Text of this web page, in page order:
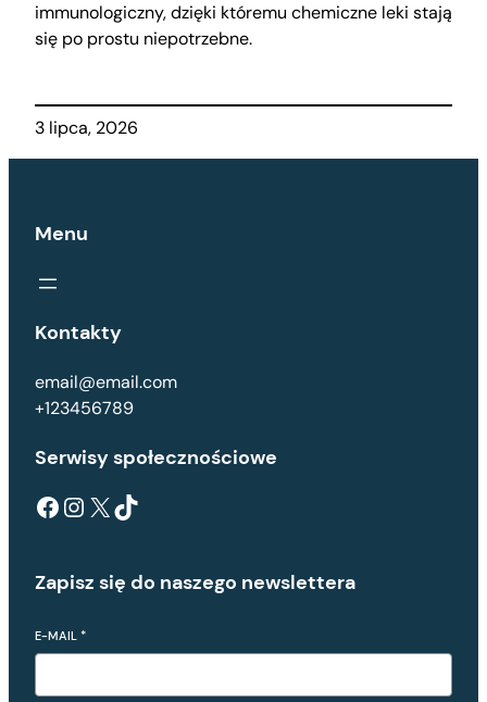
immunologiczny, dzięki któremu chemiczne leki stają
się po prostu niepotrzebne.
3 lipca, 2026
Menu
Kontakty
email@email.com
+123456789
Serwisy społecznościowe
Facebook Instagram X TikTok
Zapisz się do naszego newslettera
E-MAIL *